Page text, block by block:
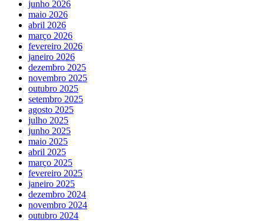
junho 2026
maio 2026
abril 2026
março 2026
fevereiro 2026
janeiro 2026
dezembro 2025
novembro 2025
outubro 2025
setembro 2025
agosto 2025
julho 2025
junho 2025
maio 2025
abril 2025
março 2025
fevereiro 2025
janeiro 2025
dezembro 2024
novembro 2024
outubro 2024